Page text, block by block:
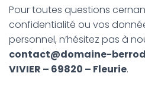
Pour toutes questions
confidentialité ou vos
personnel, n’hésitez pas à
contact@domaine-
VIVIER – 69820 – Fleurie.